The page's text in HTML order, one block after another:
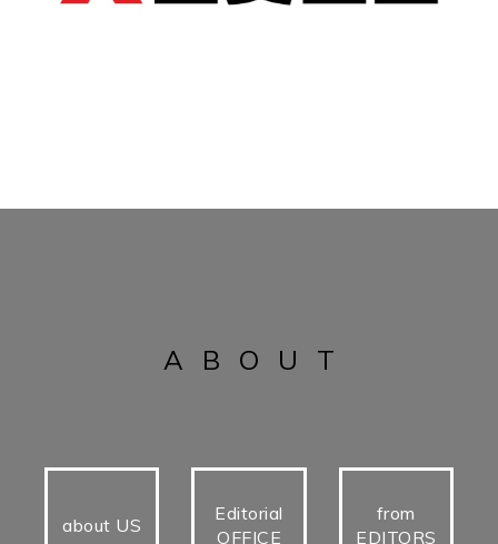
ABOUT
about US
Editorial
OFFICE
from
EDITORS